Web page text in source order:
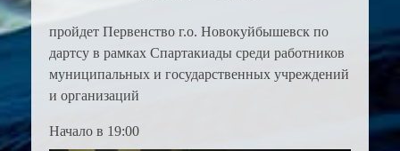
пройдет Первенство г.о. Новокуйбышевск по
дартсу в рамках Спартакиады среди работников
муниципальных и государственных учреждений
и организаций
Начало в 19:00